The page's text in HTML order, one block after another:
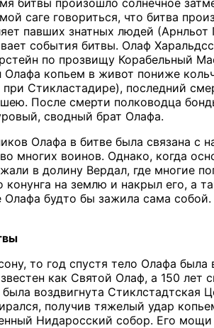
битвы произошло солнечное
саге говориться, что битва
павших знатных людей
события битвы. Олаф
по прозвищу Корабельный
копьем в живот пониже
Стикластадире), последний
После смерти полководца
сводный брат Олафа.
Олафа в битве была связана с
многих воинов. Однако, когда
в долину Вердал, где многие
на землю и накрыл его, а
Олафа будто бы зажила сама
то год спустя тело Олафа
как Святой Олаф, а 150 лет
воздвигнута
получив тяжелый удар
Нидаросский собор. Его